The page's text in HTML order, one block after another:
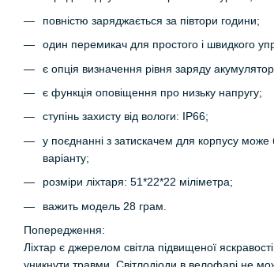
повністю заряджається за півтори години;
один перемикач для простого і швидкого
є опція визначення рівня заряду
є функція оповіщення про низьку напругу;
ступінь захисту від вологи: IP66;
у поєднанні з затискачем для корпусу може
варіанту;
розміри ліхтаря: 51*22*22 міліметра;
важить модель 28 грам.
Попередження:
Ліхтар є джерелом світла підвищеної